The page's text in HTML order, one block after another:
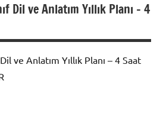
Dil ve Anlatım Yıllık Planı – 4
ve Anlatım Yıllık Planı – 4 Saat